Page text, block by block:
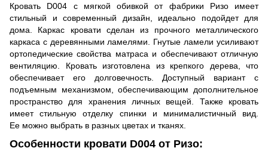
Кровать D004 с мягкой обивкой от фабрики Ризо имеет
стильный и современный дизайн, идеально подойдет для
дома. Каркас кровати сделан из прочного металлического
каркаса с деревянными ламелями. Гнутые ламели усиливают
ортопедические свойства матраса и обеспечивают отличную
вентиляцию. Кровать изготовлена из крепкого дерева, что
обеспечивает его долговечность. Доступный вариант с
подъемным механизмом, обеспечивающим дополнительное
пространство для хранения личных вещей. Также кровать
имеет стильную отделку спинки и минималистичный вид.
Ее можно выбрать в разных цветах и тканях.
Особенности кровати D004 от Ризо: